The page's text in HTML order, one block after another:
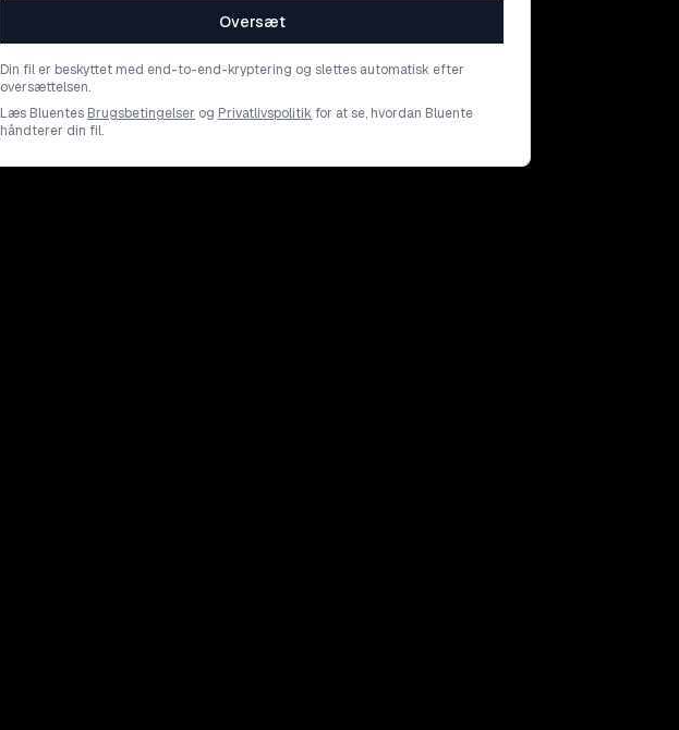
Oversæt
Din fil er beskyttet med end-to-end-kryptering og slettes automatisk efter
oversættelsen.
Læs Bluentes Brugsbetingelser og Privatlivspolitik for at se, hvordan Bluente
håndterer din fil.